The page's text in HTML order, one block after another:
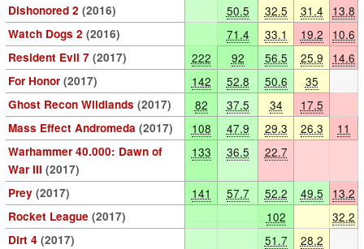
Dishonored 2 (2016) 50.5 32.5 31.4 13.8
Watch Dogs 2 (2016) 71.4 33.1 19.2 10.6
Resident Evil 7 (2017) 222 92 56.5 25.9 14.6
For Honor (2017) 142 52.8 50.6 35
Ghost Recon Wildlands (2017) 82 37.5 34 17.5
Mass Effect Andromeda (2017) 108 47.9 29.3 26.3 11
Warhammer 40.000: Dawn of
War III (2017)
133 36.5 22.7
Prey (2017) 141 57.7 52.2 49.5 13.2
Rocket League (2017) 102 32.2
Dirt 4 (2017) 51.7 28.2